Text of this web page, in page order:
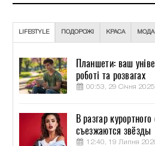
LIFESTYLE ПОДОРОЖІ КРАСА МОДА
Планшети: ваш
роботі та розвагах
00:53, 29 Січня 2025
В разгар
съезжаются звёзды
12:40, 19 Липня